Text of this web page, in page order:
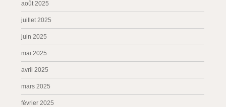
août 2025
juillet 2025
juin 2025
mai 2025
avril 2025
mars 2025
février 2025